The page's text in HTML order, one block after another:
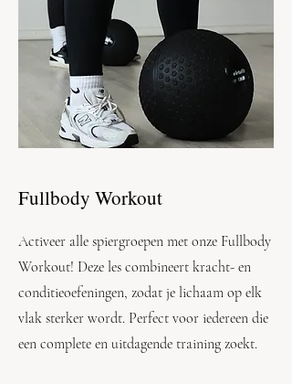
Fullbody Workout
Activeer alle spiergroepen met onze Fullbody
Workout! Deze les combineert kracht- en
conditieoefeningen, zodat je lichaam op elk
vlak sterker wordt. Perfect voor iedereen die
een complete en uitdagende training zoekt.